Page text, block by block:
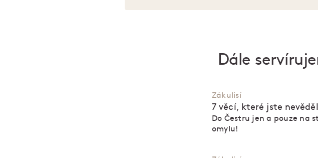
Dále
Zákulisí
7 věcí, které jste
Do Čestru jen a pouze na
omylu!